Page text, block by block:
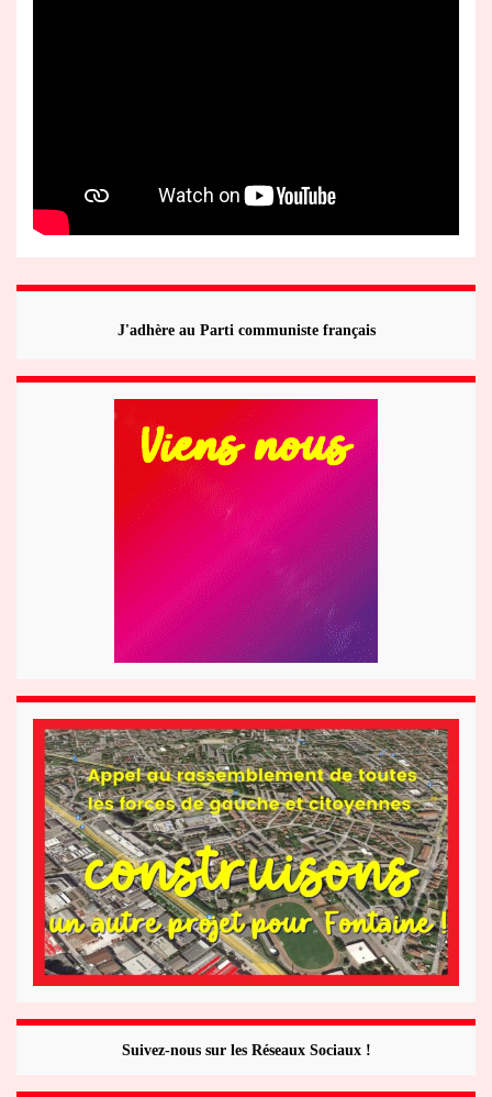
J'adhère au Parti communiste français
Suivez-nous sur les Réseaux Sociaux !